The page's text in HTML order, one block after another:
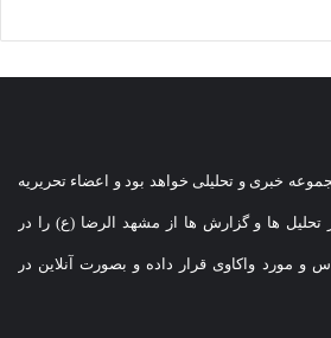
خبری و تحلیلی خواهد بود و اعضاء تحریریه
تحلیل ها و گزارش ها از مشهد الرضا (ع) را در
و مورد واکاوی قرار داده و بصورت آنلاین در